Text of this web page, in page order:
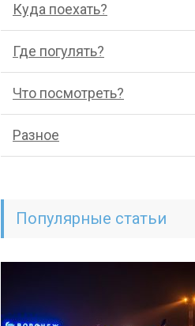
Куда поехать?
Где погулять?
Что посмотреть?
Разное
Популярные статьи